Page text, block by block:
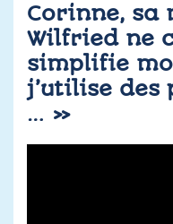
Corinne, sa
Wilfried ne
simplifie
j’utilise des
… »